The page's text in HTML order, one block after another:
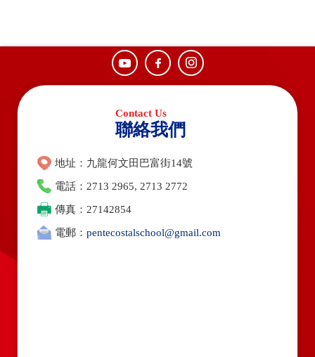
聯絡我們
地址：九龍何文田巴富街14號
電話：2713 2965, 2713 2772
傳真：27142854
電郵： pentecostalschool@gmail.com